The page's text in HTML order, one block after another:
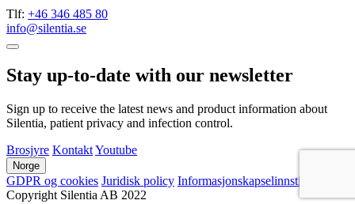
Tlf: +46 346 485 80
info@silentia.se
Stay up-to-date with our newsletter
Sign up to receive the latest news and product information about
Silentia, patient privacy and infection control.
Brosjyre KontaktYoutube
Norge
GDPR og cookies Juridisk policy Informasjonskapselinnstillinger
Copyright Silentia AB 2022